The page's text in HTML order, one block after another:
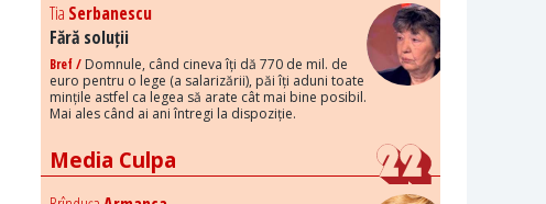
Tia Serbanescu
Fără soluții
Bref / Domnule, când cineva îți dă 770 de mil. de
euro pentru o lege (a salarizării), păi îți aduni toate
mințile astfel ca legea să arate cât mai bine posibil.
Mai ales când ai ani întregi la dispoziție.
Media Culpa